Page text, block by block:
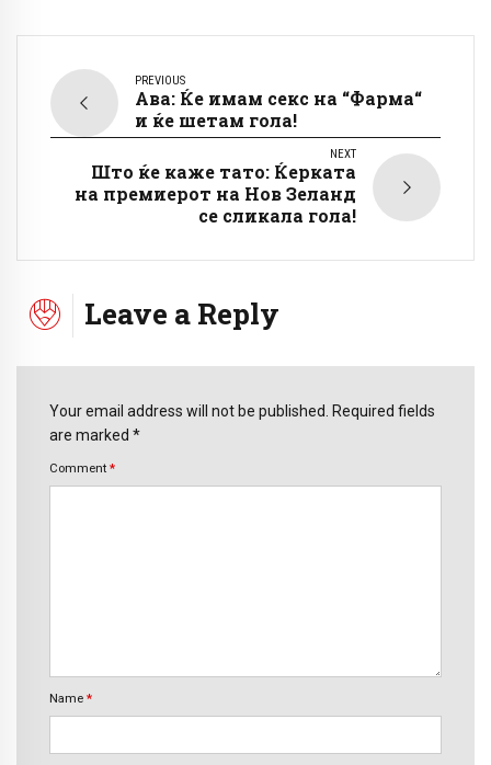
PREVIOUS
Ава: Ќе имам секс на “Фарма“
и ќе шетам гола!
NEXT
Што ќе каже тато: Ќерката
на премиерот на Нов Зеланд
се сликала гола!
Leave a Reply
Your email address will not be published. Required fields
are marked *
Comment *
Name *